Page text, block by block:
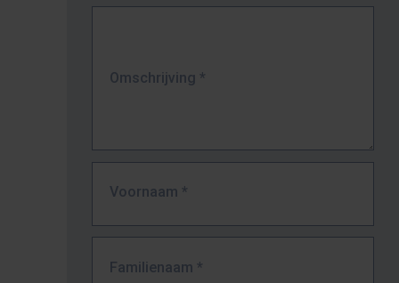
Omschrijving *
Voornaam *
Familienaam *